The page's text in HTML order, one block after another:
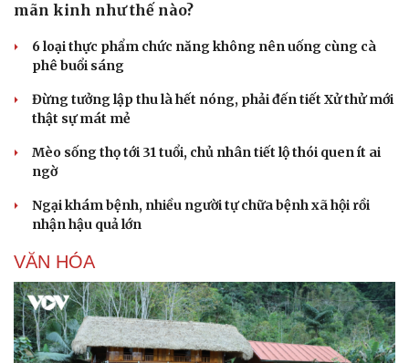
mãn kinh như thế nào?
6 loại thực phẩm chức năng không nên uống cùng cà
phê buổi sáng
Đừng tưởng lập thu là hết nóng, phải đến tiết Xử thử mới
thật sự mát mẻ
Mèo sống thọ tới 31 tuổi, chủ nhân tiết lộ thói quen ít ai
ngờ
Ngại khám bệnh, nhiều người tự chữa bệnh xã hội rồi
nhận hậu quả lớn
VĂN HÓA